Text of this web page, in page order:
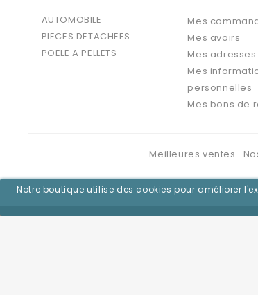
Notre boutique utilise des cookies pour améliorer
AUTOMOBILE
PIECES DETACHEES
POELE A PELLETS
Mes
Mes avoirs
Mes adresses
Mes
personnelles
Mes bons de
Meilleures ventes
©2026 - Logiciel e-commerce par PrestaShop™